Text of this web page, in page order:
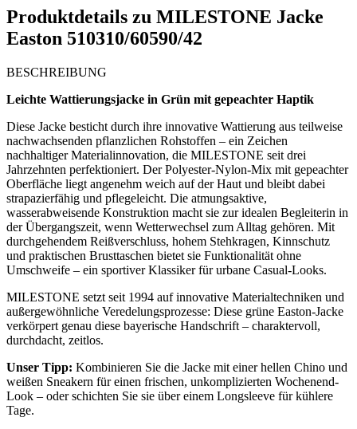
Produktdetails zu MILESTONE Jacke
Easton 510310/60590/42
BESCHREIBUNG
Leichte Wattierungsjacke in Grün mit gepeachter Haptik
Diese Jacke besticht durch ihre innovative Wattierung aus teilweise
nachwachsenden pflanzlichen Rohstoffen – ein Zeichen
nachhaltiger Materialinnovation, die MILESTONE seit drei
Jahrzehnten perfektioniert. Der Polyester-Nylon-Mix mit gepeachter
Oberfläche liegt angenehm weich auf der Haut und bleibt dabei
strapazierfähig und pflegeleicht. Die atmungsaktive,
wasserabweisende Konstruktion macht sie zur idealen Begleiterin in
der Übergangszeit, wenn Wetterwechsel zum Alltag gehören. Mit
durchgehendem Reißverschluss, hohem Stehkragen, Kinnschutz
und praktischen Brusttaschen bietet sie Funktionalität ohne
Umschweife – ein sportiver Klassiker für urbane Casual-Looks.
MILESTONE setzt seit 1994 auf innovative Materialtechniken und
außergewöhnliche Veredelungsprozesse: Diese grüne Easton-Jacke
verkörpert genau diese bayerische Handschrift – charaktervoll,
durchdacht, zeitlos.
Unser Tipp: Kombinieren Sie die Jacke mit einer hellen Chino und
weißen Sneakern für einen frischen, unkomplizierten Wochenend-
Look – oder schichten Sie sie über einem Longsleeve für kühlere
Tage.